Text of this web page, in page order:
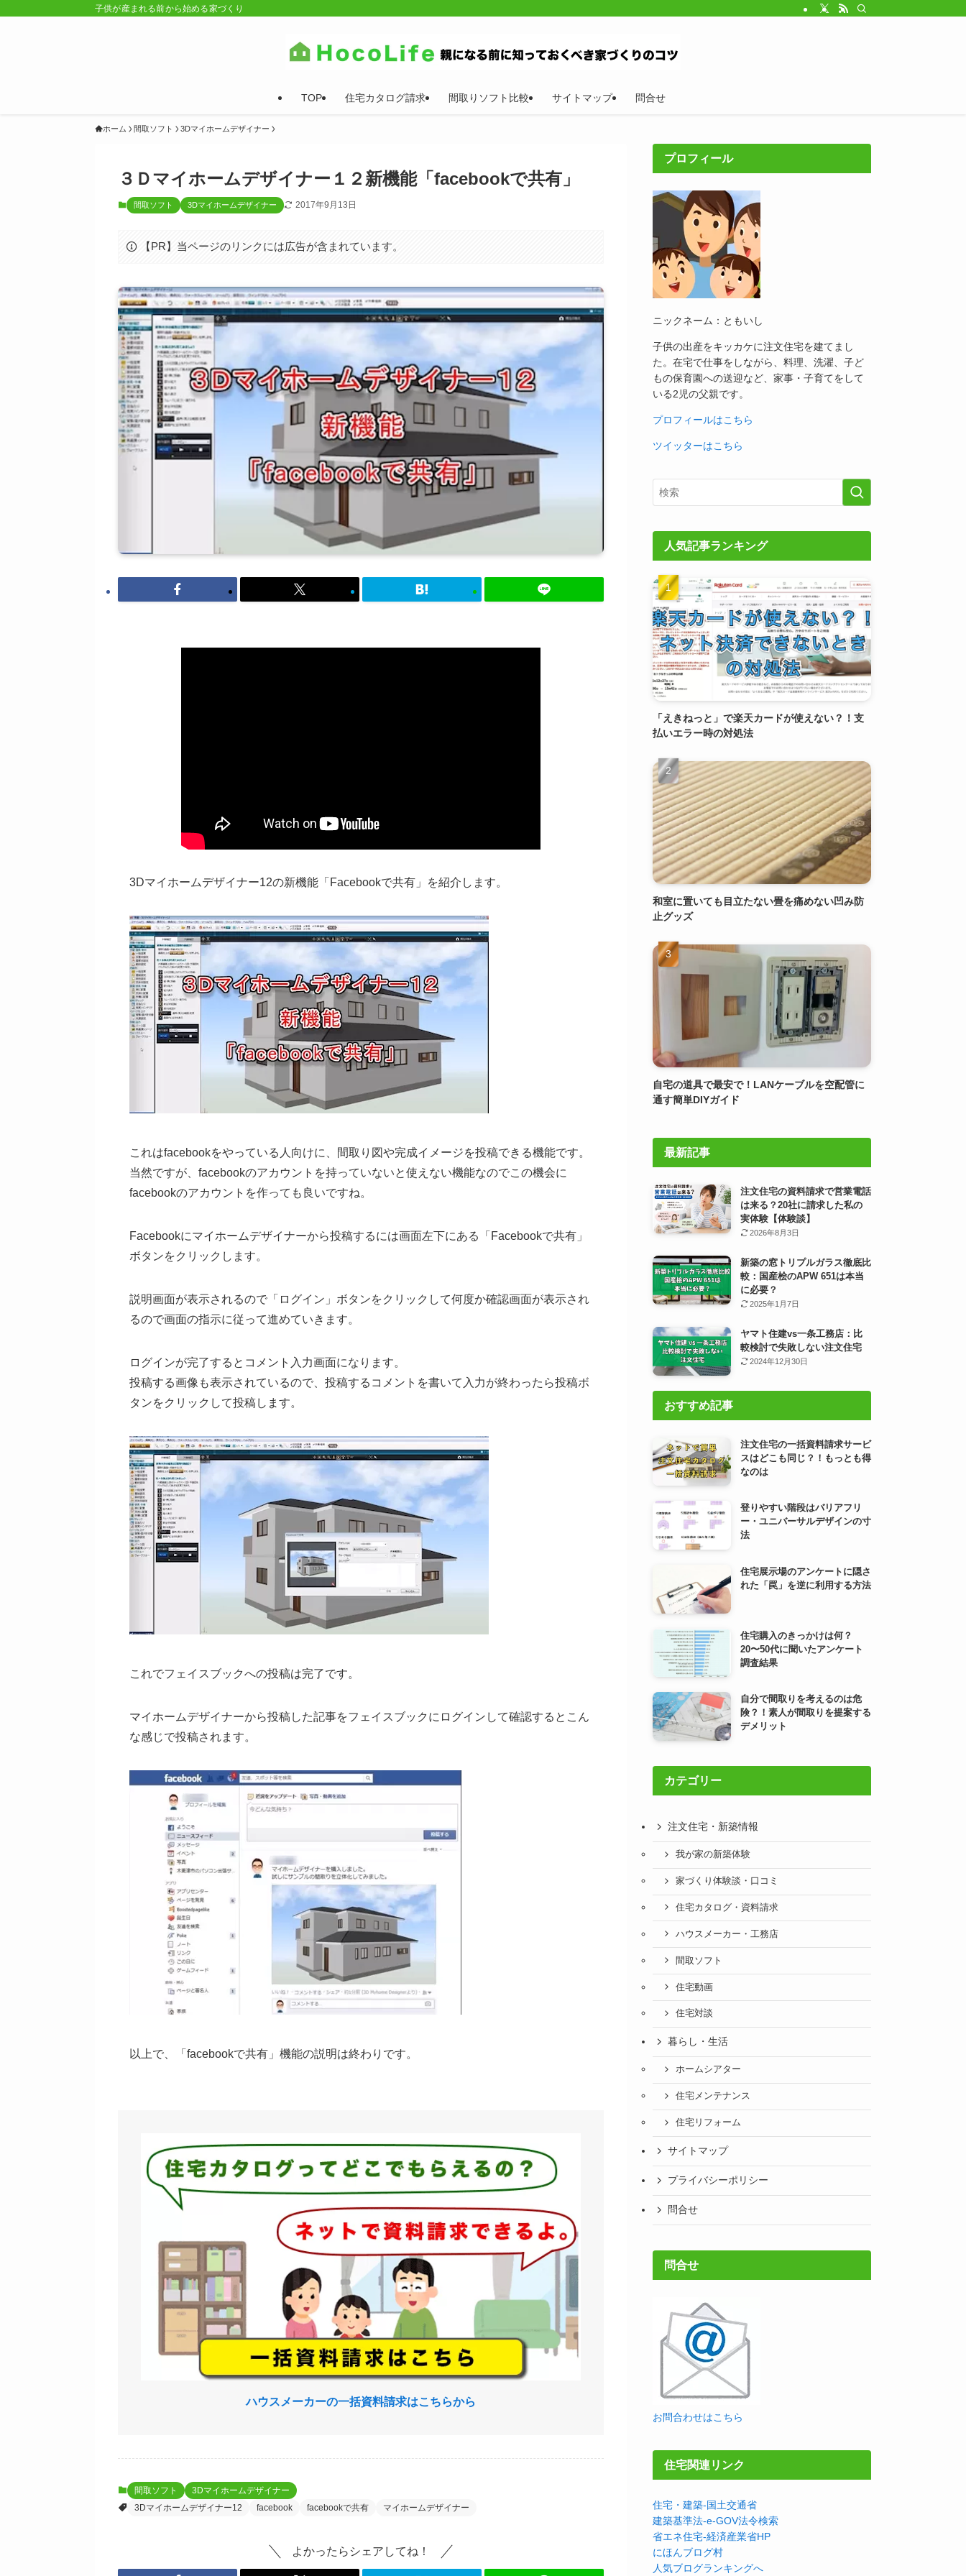
子供が産まれる前から始める家づくり
TOP 住宅カタログ請求 間取りソフト比較 サイトマップ 問合せ
ホーム 間取ソフト 3Dマイホームデザイナー
３Ｄマイホームデザイナー１２新機能「facebookで共有」
間取ソフト 3Dマイホームデザイナー 2017年9月13日
【PR】当ページのリンクには広告が含まれています。
3Dマイホームデザイナー12の新機能「Facebookで共有」を紹介します。
これはfacebookをやっている人向けに、間取り図や完成イメージを投稿できる機能です。
当然ですが、facebookのアカウントを持っていないと使えない機能なのでこの機会に
facebookのアカウントを作っても良いですね。
Facebookにマイホームデザイナーから投稿するには画面左下にある「Facebookで共有」
ボタンをクリックします。
説明画面が表示されるので「ログイン」ボタンをクリックして何度か確認画面が表示され
るので画面の指示に従って進めていきます。
ログインが完了するとコメント入力画面になります。
投稿する画像も表示されているので、投稿するコメントを書いて入力が終わったら投稿ボ
タンをクリックして投稿します。
これでフェイスブックへの投稿は完了です。
マイホームデザイナーから投稿した記事をフェイスブックにログインして確認するとこん
な感じで投稿されます。
以上で、「facebookで共有」機能の説明は終わりです。
ハウスメーカーの一括資料請求はこちらから
間取ソフト
3Dマイホームデザイナー
3Dマイホームデザイナー12
facebook facebookで共有 マイホームデザイナー
よかったらシェアしてね！
プロフィール
ニックネーム：ともいし
子供の出産をキッカケに注文住宅を建てまし
た。在宅で仕事をしながら、料理、洗濯、子ど
もの保育園への送迎など、家事・子育てをして
いる2児の父親です。
プロフィールはこちら
ツイッターはこちら
人気記事ランキング
「えきねっと」で楽天カードが使えない？！支
払いエラー時の対処法
和室に置いても目立たない畳を痛めない凹み防
止グッズ
自宅の道具で最安で！LANケーブルを空配管に
通す簡単DIYガイド
最新記事
注文住宅の資料請求で営業電話
は来る？20社に請求した私の
実体験【体験談】
2026年8月3日
新築の窓トリプルガラス徹底比
較：国産桧のAPW 651は本当
に必要？
2025年1月7日
ヤマト住建vs一条工務店：比
較検討で失敗しない注文住宅
2024年12月30日
おすすめ記事
注文住宅の一括資料請求サービ
スはどこも同じ？！もっとも得
なのは
登りやすい階段はバリアフリ
ー・ユニバーサルデザインの寸
法
住宅展示場のアンケートに隠さ
れた「罠」を逆に利用する方法
住宅購入のきっかけは何？
20〜50代に聞いたアンケート
調査結果
自分で間取りを考えるのは危
険？！素人が間取りを提案する
デメリット
カテゴリー
注文住宅・新築情報
我が家の新築体験
家づくり体験談・口コミ
住宅カタログ・資料請求
ハウスメーカー・工務店
間取ソフト
住宅動画
住宅対談
暮らし・生活
ホームシアター
住宅メンテナンス
住宅リフォーム
サイトマップ
プライバシーポリシー
問合せ
問合せ
お問合わせはこちら
住宅関連リンク
住宅・建築-国土交通省
建築基準法-e-GOV法令検索
省エネ住宅-経済産業省HP
にほんブログ村
人気ブログランキングへ